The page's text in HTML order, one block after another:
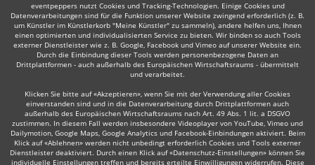
eventpeppers nutzt Cookies und Tracking-Technologien. Einige Cookies und
Datenverarbeitungen sind für die Funktion unserer Website zwingend erforderlich (z. B.
um Künstler im Künstlerkorb "Meine Künstler" zu sammeln), andere helfen uns, Ihnen
einen optimierten und individualisierten Service zu bieten. Wir binden so auch Tools
externer Dienstleister wie z. B. Google, Facebook und Vimeo auf unserer Website ein.
Durch die Einbindung dieser Tools werden personenbezogene Daten an
Drittplattformen - auch außerhalb des Europäischen Wirtschaftsraums - übermittelt
und verarbeitet.
Klicken Sie bitte auf «Akzeptieren», wenn Sie mit der Verwendung aller Cookies
einverstanden sind und in die Datenverarbeitung durch Drittplattformen auch
außerhalb des Europäischen Wirtschaftsraums nach Art. 49 Abs. 1 lit. a DSGVO
zustimmen. In diesem Fall werden insbesondere Videoplayer von YouTube, Vimeo und
Dailymotion, Google Maps, Google Analytics und Facebook-Einbindungen aktiviert. Beim
Klick auf «Ablehnen» werden nicht unbedingt erforderlich Cookies und Tools externer
Dienstleister deaktiviert. Durch einen Klick auf «Datenschutz-Einstellungen» können Sie
individuelle Einstellungen treffen und bereits erteilte Einwilligungen widerrufen. Diese